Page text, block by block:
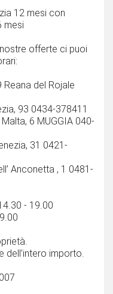
12 mesi con
mesi
offerte ci puoi
Reana del Rojale
93 0434-378411
6 MUGGIA 040-
31 0421-
Anconetta , 1 0481-
- 19.00
dell’intero importo.